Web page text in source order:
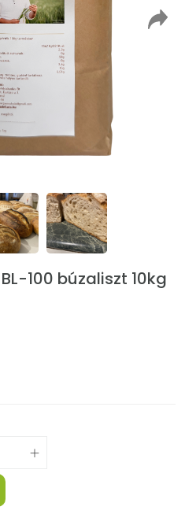
100 búzaliszt 10kg